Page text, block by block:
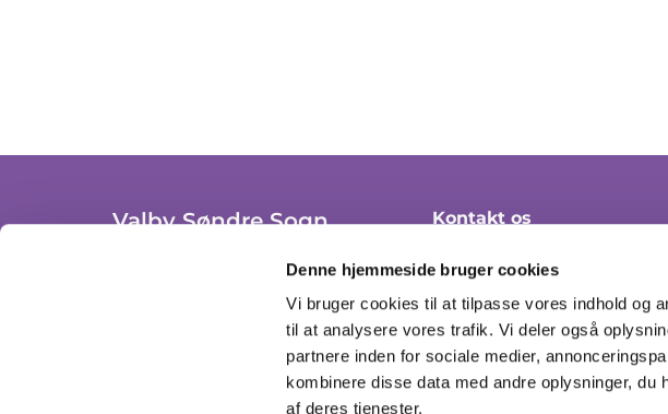
Denne hjemmeside bruger cookies
Vi bruger cookies til at tilpasse vores indhold og
til at analysere vores trafik. Vi deler også
partnere inden for sociale medier,
kombinere disse data med andre oplysninger,
af deres tjenester.
Valby Søndre Sogn
Trekronergade 3A, st. th.
Kontakt os
valbysoendre.sogn@km.dk
Se åbningstider her